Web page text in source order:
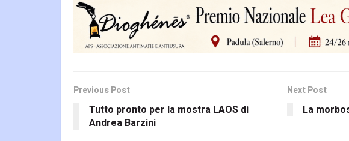
Previous Post
Tutto pronto per la mostra LAOS di
Andrea Barzini
Next Post
La